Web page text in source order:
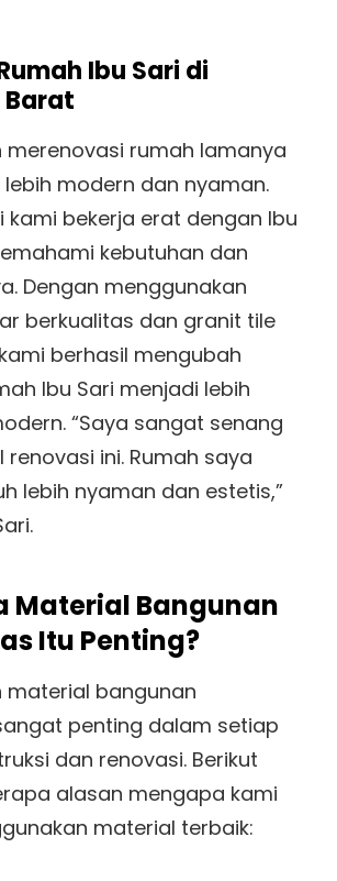
Ibu Sari di
merenovasi rumah lamanya
modern dan nyaman.
kami bekerja erat dengan Ibu
kebutuhan dan
Dengan menggunakan
berkualitas dan granit tile
berhasil mengubah
Ibu Sari menjadi lebih
“Saya sangat senang
renovasi ini. Rumah saya
lebih nyaman dan estetis,”
Material Bangunan
Itu Penting?
material bangunan
penting dalam setiap
dan renovasi. Berikut
alasan mengapa kami
material terbaik: